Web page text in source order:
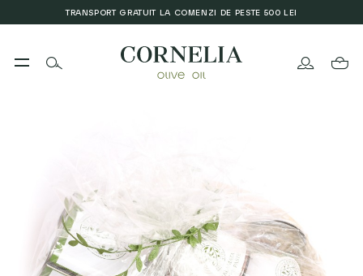
TRANSPORT GRATUIT LA COMENZI DE PESTE 500 LEI